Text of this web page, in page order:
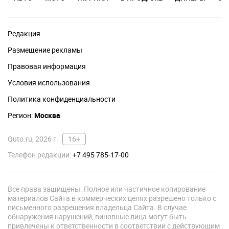
Редакция
Размещение рекламы
Правовая информация
Условия использования
Политика конфиденциальности
Регион:Москва
Quto.ru, 2026 г.
16+
Телефон редакции:+7 495 785-17-00
Все права защищены. Полное или частичное копирование
материалов Сайта в коммерческих целях разрешено только с
письменного разрешения владельца Сайта. В случае
обнаружения нарушений, виновные лица могут быть
привлечены к ответственности в соответствии с действующим